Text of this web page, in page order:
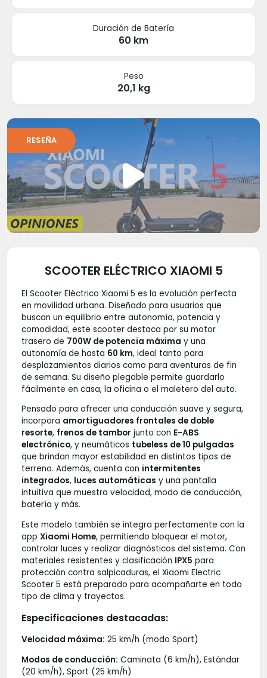
Duración de Batería
60 km
Peso
20,1 kg
RESEÑA
SCOOTER ELÉCTRICO XIAOMI 5
El Scooter Eléctrico Xiaomi 5 es la evolución perfecta
en movilidad urbana. Diseñado para usuarios que
buscan un equilibrio entre autonomía, potencia y
comodidad, este scooter destaca por su motor
trasero de 700W de potencia máxima y una
autonomía de hasta 60 km, ideal tanto para
desplazamientos diarios como para aventuras de fin
de semana. Su diseño plegable permite guardarlo
fácilmente en casa, la oficina o el maletero del auto.
Pensado para ofrecer una conducción suave y segura,
incorpora amortiguadores frontales de doble
resorte, frenos de tambor junto con E-ABS
electrónico, y neumáticos tubeless de 10 pulgadas
que brindan mayor estabilidad en distintos tipos de
terreno. Además, cuenta con intermitentes
integrados, luces automáticas y una pantalla
intuitiva que muestra velocidad, modo de conducción,
batería y más.
Este modelo también se integra perfectamente con la
app Xiaomi Home, permitiendo bloquear el motor,
controlar luces y realizar diagnósticos del sistema. Con
materiales resistentes y clasificación IPX5 para
protección contra salpicaduras, el Xiaomi Electric
Scooter 5 está preparado para acompañarte en todo
tipo de clima y trayectos.
Especificaciones destacadas:
Velocidad máxima: 25 km/h (modo Sport)
Modos de conducción: Caminata (6 km/h), Estándar
(20 km/h), Sport (25 km/h)